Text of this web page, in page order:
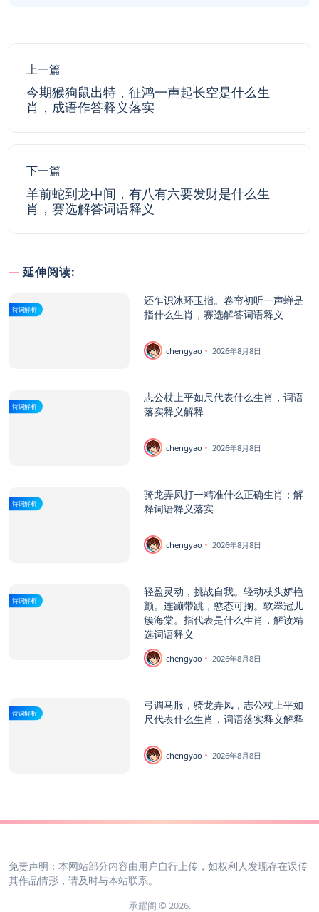
上一篇
今期猴狗鼠出特，征鸿一声起长空是什么生
肖，成语作答释义落实
下一篇
羊前蛇到龙中间，有八有六要发财是什么生
肖，赛选解答词语释义
延伸阅读:
诗词解析
还乍识冰环玉指。卷帘初听一声蝉是
指什么生肖，赛选解答词语释义
chengyao 2026年8月8日
诗词解析
志公杖上平如尺代表什么生肖，词语
落实释义解释
chengyao 2026年8月8日
诗词解析
骑龙弄凤打一精准什么正确生肖；解
释词语释义落实
chengyao 2026年8月8日
诗词解析
轻盈灵动，挑战自我。轻动枝头娇艳
颤。连蹦带跳，憨态可掬。软翠冠儿
簇海棠。指代表是什么生肖，解读精
选词语释义
chengyao 2026年8月8日
诗词解析
弓调马服，骑龙弄凤，志公杖上平如
尺代表什么生肖，词语落实释义解释
chengyao 2026年8月8日
免责声明：本网站部分内容由用户自行上传，如权利人发现存在误传
其作品情形，请及时与本站联系。
承耀阁 © 2026.